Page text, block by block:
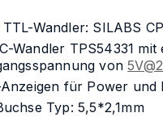
Wandler: SILABS
Wandler TPS54331
von
für Power und
Typ: 5,5*2,1mm